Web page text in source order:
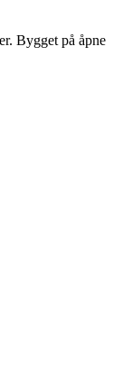
Bygget på åpne